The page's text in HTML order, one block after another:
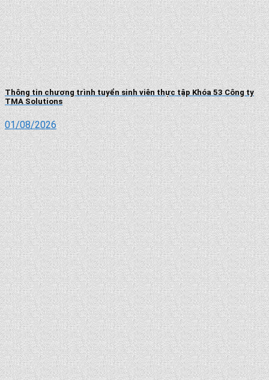
Thông tin chương trình tuyển sinh viên thực tập Khóa 53 Công ty
TMA Solutions
01/08/2026